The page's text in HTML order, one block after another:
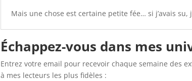
Mais une chose est certaine petite fée… si j’avais su,
Échappez-vous dans mes
Entrez votre email pour recevoir chaque semaine des
à mes lecteurs les plus fidèles :